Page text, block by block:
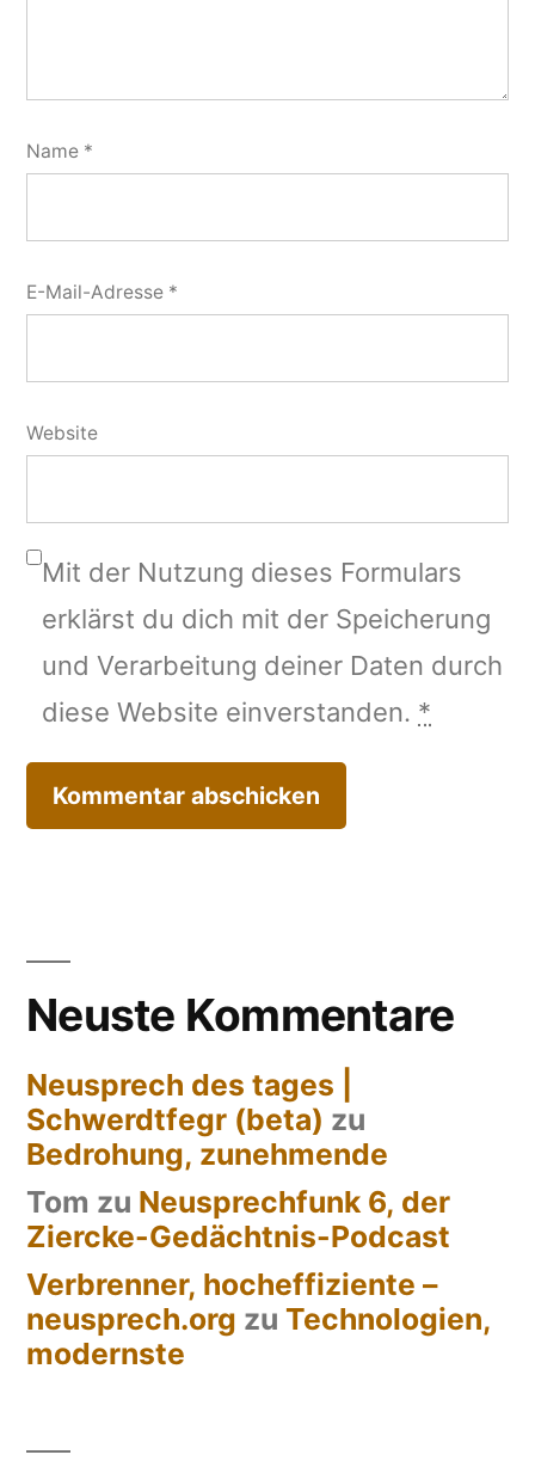
Name *
E-Mail-Adresse *
Website
Mit der Nutzung dieses Formulars
erklärst du dich mit der Speicherung
und Verarbeitung deiner Daten durch
diese Website einverstanden. *
Neuste Kommentare
Neusprech des tages |
Schwerdtfegr (beta) zu
Bedrohung, zunehmende
Tom zu Neusprechfunk 6, der
Ziercke-Gedächtnis-Podcast
Verbrenner, hocheffiziente –
neusprech.org zu Technologien,
modernste